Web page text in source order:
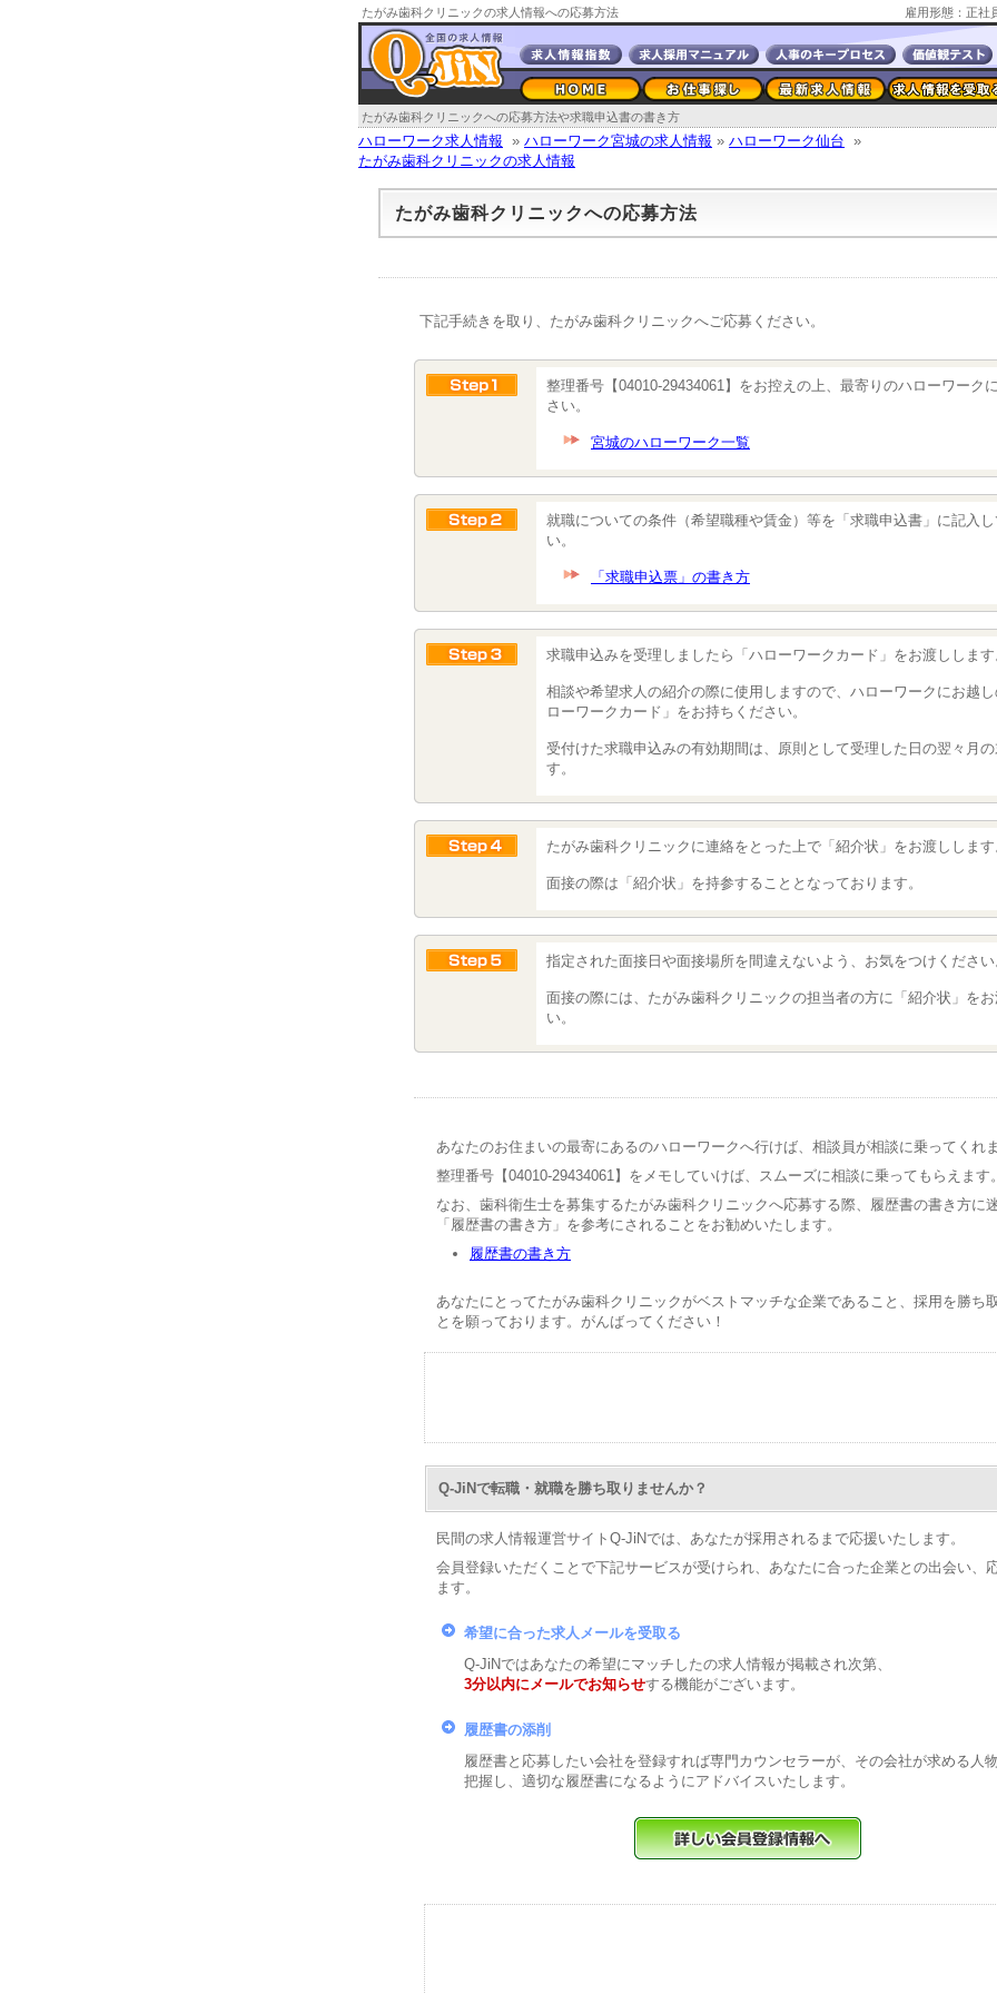
たがみ歯科クリニックの求人情報への応募方法 雇用形態：正社
たがみ歯科クリニックへの応募方法や求職申込書の書き方
ハローワーク求人情報 » ハローワーク宮城の求人情報 » ハローワーク仙台 »
たがみ歯科クリニックの求人情報
たがみ歯科クリニックへの応募方法
下記手続きを取り、たがみ歯科クリニックへご応募ください。
整理番号【04010-29434061】をお控えの上、最寄りのハローワーク
さい。
宮城のハローワーク一覧
就職についての条件（希望職種や賃金）等を「求職申込書」に記入し
い。
「求職申込票」の書き方
求職申込みを受理しましたら「ハローワークカード」をお渡しします
相談や希望求人の紹介の際に使用しますので、ハローワークにお越
ローワークカード」をお持ちください。
受付けた求職申込みの有効期間は、原則として受理した日の翌々月
す。
たがみ歯科クリニックに連絡をとった上で「紹介状」をお渡しします
面接の際は「紹介状」を持参することとなっております。
指定された面接日や面接場所を間違えないよう、お気をつけください
面接の際には、たがみ歯科クリニックの担当者の方に「紹介状」をお
い。
あなたのお住まいの最寄にあるのハローワークへ行けば、相談員が相談に乗ってくれま
整理番号【04010-29434061】をメモしていけば、スムーズに相談に乗ってもらえます。
なお、歯科衛生士を募集するたがみ歯科クリニックへ応募する際、履歴書の書き方に迷
「履歴書の書き方」を参考にされることをお勧めいたします。
履歴書の書き方
あなたにとってたがみ歯科クリニックがベストマッチな企業であること、採用を勝ち
とを願っております。がんばってください！
Q-JiNで転職・就職を勝ち取りませんか？
民間の求人情報運営サイトQ-JiNでは、あなたが採用されるまで応援いたします。
会員登録いただくことで下記サービスが受けられ、あなたに合った企業との出会い、
ます。
希望に合った求人メールを受取る
Q-JiNではあなたの希望にマッチしたの求人情報が掲載され次第、
3分以内にメールでお知らせする機能がございます。
履歴書の添削
履歴書と応募したい会社を登録すれば専門カウンセラーが、その会社が求める人
把握し、適切な履歴書になるようにアドバイスいたします。